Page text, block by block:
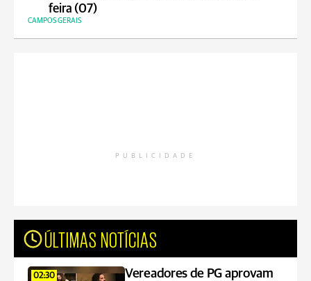
feira (07)
CAMPOS GERAIS
PUBLICIDADE
ÚLTIMAS NOTÍCIAS
02:30
Vereadores de PG aprovam